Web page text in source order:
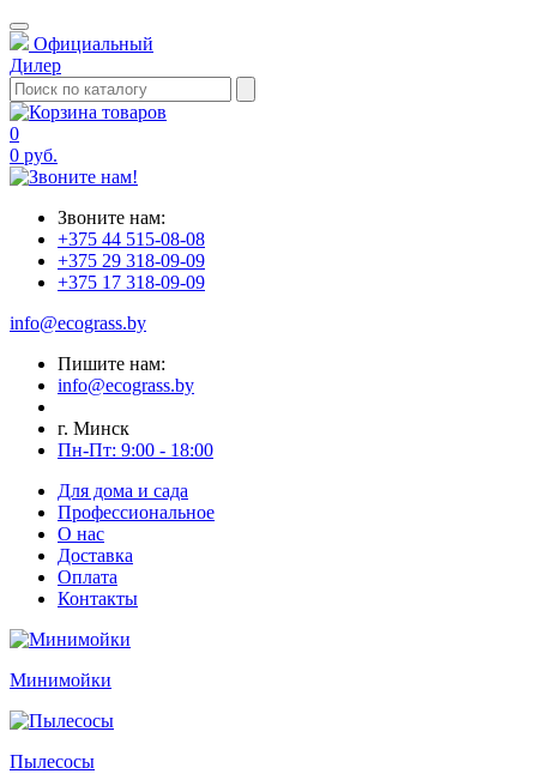
Официальный
Дилер
0
0 руб.
Звоните нам:
+375 44 515-08-08
+375 29 318-09-09
+375 17 318-09-09
info@ecograss.by
Пишите нам:
info@ecograss.by
г. Минск
Пн-Пт: 9:00 - 18:00
Для дома и сада
Профессиональное
О нас
Доставка
Оплата
Контакты
Минимойки
Пылесосы